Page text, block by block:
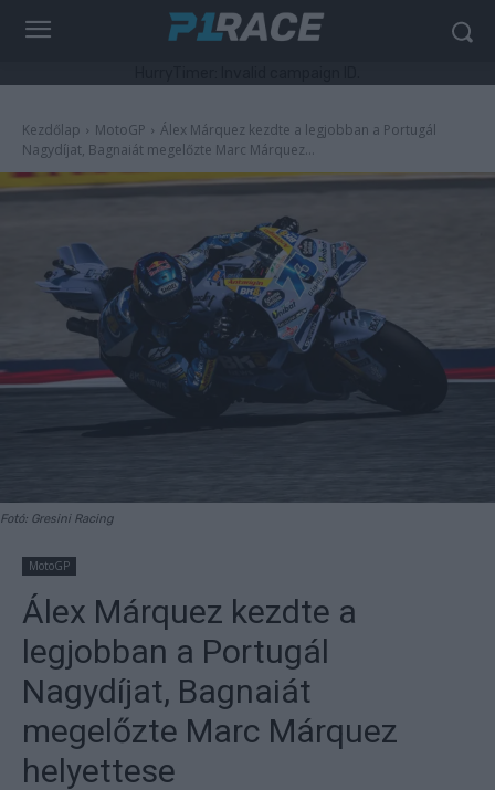
Kezdőlap MotoGP
Álex Márquez kezdte a legjobban a Portugál
Nagydíjat, Bagnaiát megelőzte Marc Márquez...
Fotó: Gresini Racing
MotoGP
Álex Márquez kezdte a
legjobban a Portugál
Nagydíjat, Bagnaiát
megelőzte Marc Márquez
helyettese